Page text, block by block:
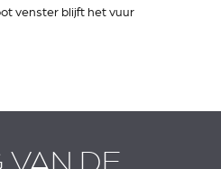
venster blijft het vuur